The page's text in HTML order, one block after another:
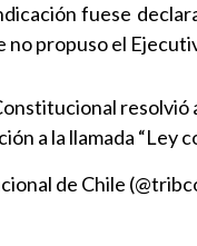
fuese
no propuso el
a la llamada “Ley
de Chile